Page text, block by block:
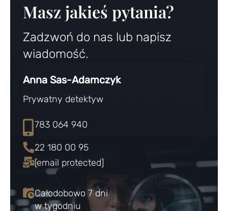
Masz jakieś pytania?
Zadzwoń do nas lub napisz
wiadomość.
Anna Sas-Adamczyk
Prywatny detektyw
783 064 940
22 180 00 95
[email protected]
Całodobowo 7 dni
w tygodniu